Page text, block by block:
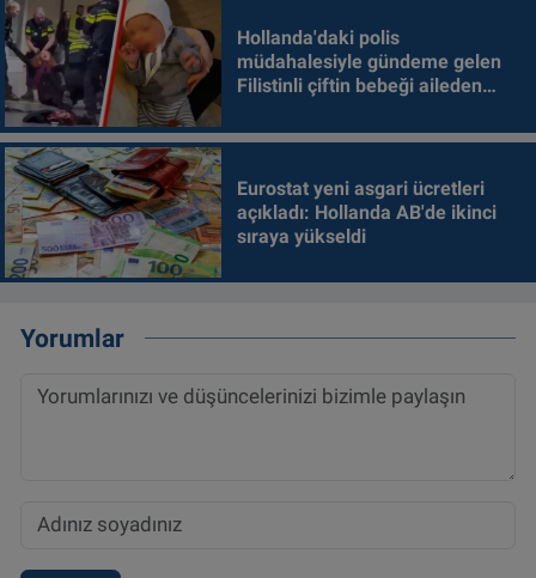
Hollanda'daki polis
müdahalesiyle gündeme gelen
Filistinli çiftin bebeği aileden
Eurostat yeni asgari ücretleri
açıkladı: Hollanda AB'de ikinci
sıraya yükseldi
Yorumlar